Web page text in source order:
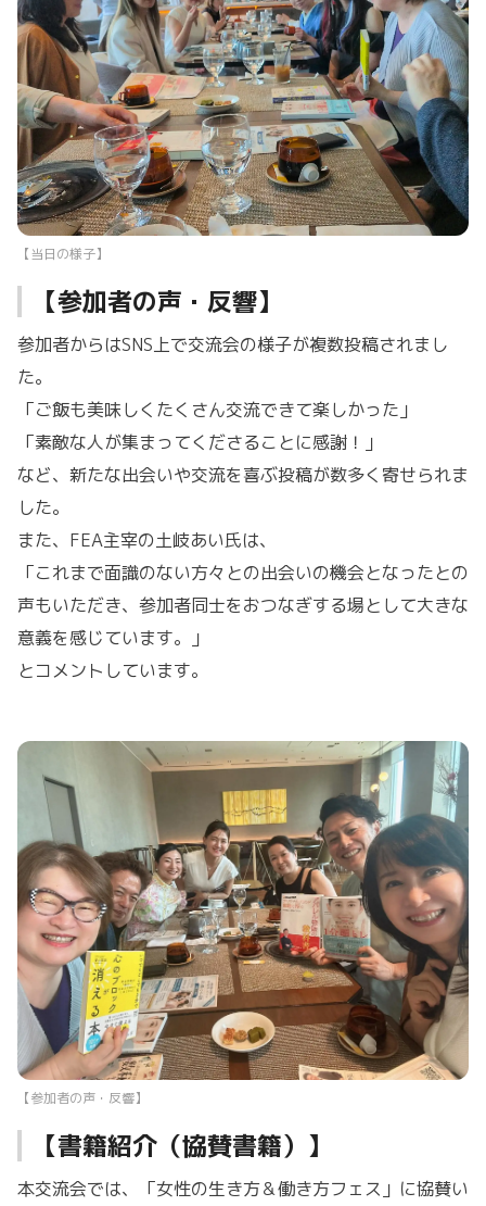
【当日の様子】
【参加者の声・反響】
参加者からはSNS上で交流会の様子が複数投稿されまし
た。
「ご飯も美味しくたくさん交流できて楽しかった」
「素敵な人が集まってくださることに感謝！」
など、新たな出会いや交流を喜ぶ投稿が数多く寄せられま
した。
また、FEA主宰の土岐あい氏は、
「これまで面識のない方々との出会いの機会となったとの
声もいただき、参加者同士をおつなぎする場として大きな
意義を感じています。」
とコメントしています。
【参加者の声・反響】
【書籍紹介（協賛書籍）】
本交流会では、「女性の生き方＆働き方フェス」に協賛い